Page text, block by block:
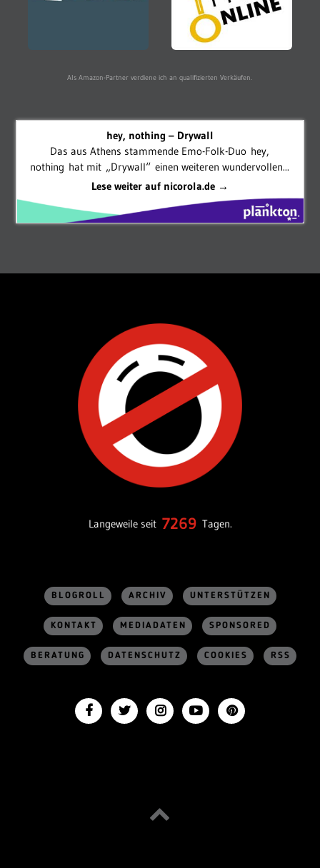
Als Amazon-Partner verdiene ich an qualifizierten Verkäufen.
hey, nothing – Drywall
Das aus Athens stammende Emo-Folk-Duo hey,
nothing hat mit „Drywall“ einen weiteren wundervollen...
Lese weiter auf nicorola.de →
Langeweile seit 7269 Tagen.
BLOGROLL ARCHIV UNTERSTÜTZEN
KONTAKT MEDIADATEN SPONSORED
BERATUNG DATENSCHUTZ COOKIES RSS